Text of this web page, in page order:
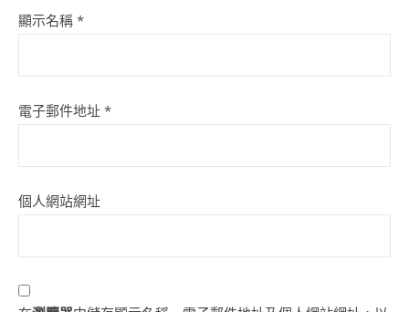
顯示名稱 *
電子郵件地址 *
個人網站網址